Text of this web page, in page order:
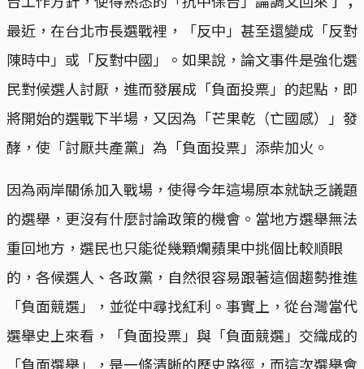
最近，在台北市長選戰裡，「反中」甚至還變成「反對
陳時中」或「反對中國」。如果說，論文事件是強化選
民對候選人討厭，進而發展成「負面投票」的起點，即
將開始的選戰下半場，又因為「芒果乾（亡國感）」發
酵，使「討厭共產黨」為「負面投票」添柴加火。
因為兩岸關係加入戰場，使得今年這場原本就缺乏議題
的選舉，更沒有什麼討論政策的機會。當地方選舉無法
重回地方，選民也只能從幾顆爛蘋果中挑個比較順眼
的，各候選人、各政黨，自然很容易跟著這個趨勢推進
「負面競選」，並從中尋找紅利。事實上，從台灣當代
選舉史上來看，「負面投票」與「負面競選」交織成的
「負面選舉」，是一條清晰的歷史路徑，而這次選舉會